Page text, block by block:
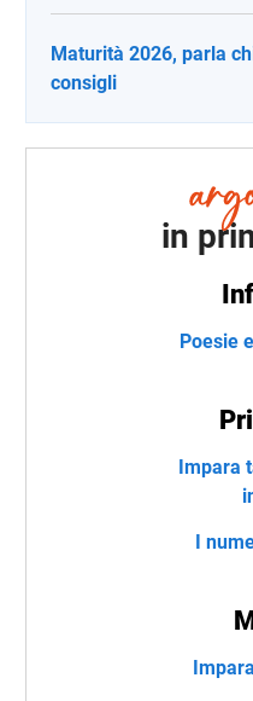
Maturità 2026, parla
consigli
in
Poesie
Impara
I